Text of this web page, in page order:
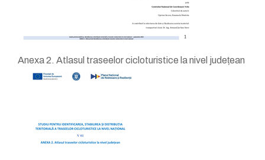
Anexa 2. Atlasul traseelor cicloturistice la nivel județean